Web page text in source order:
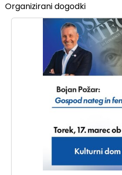
Organizirani dogodki